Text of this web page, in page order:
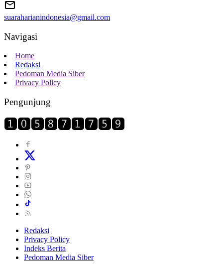
suaraharianindonesia@gmail.com
Navigasi
Home
Redaksi
Pedoman Media Siber
Privacy Policy
Pengunjung
Redaksi
Privacy Policy
Indeks Berita
Pedoman Media Siber